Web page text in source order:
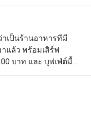
creams.
Thursday night.
displayed in the
Customers
station. Foie
highlight menus
าเป็นร้านอาหารทีมี
แล้ว พร้อมเสิร์ฟ
บาท และ บุฟเฟ่ต์มื้อ
นี้ จะสร้างความ
ศดีๆ เรายังเพิ่มสเตชั่